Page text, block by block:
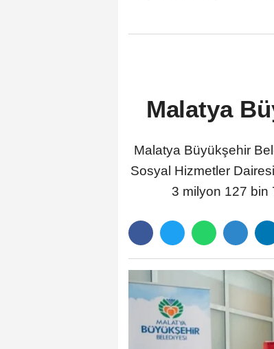
Malatya
Malatya Büyükşehir
Sosyal Hizmetler
3 milyon 127 bin